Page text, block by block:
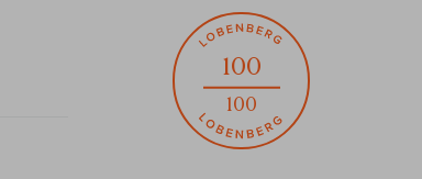
100
100